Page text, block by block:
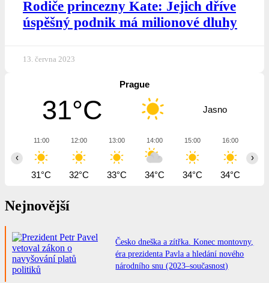
Rodiče princezny Kate: Jejich dříve
úspěšný podnik má milionové dluhy
13. června 2023
Prague
31°C Jasno
11:00
31°C
12:00
32°C
13:00
33°C
14:00
34°C
15:00
34°C
16:00
34°C
‹ ›
Nejnovější
Česko dneška a zítřka. Konec montovny,
éra prezidenta Pavla a hledání nového
národního snu (2023–současnost)